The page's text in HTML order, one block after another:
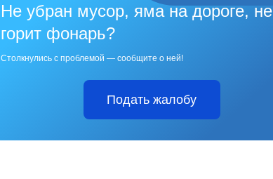
Не убран мусор, яма на дороге, не
горит фонарь?
Столкнулись с проблемой — сообщите о ней!
Подать жалобу